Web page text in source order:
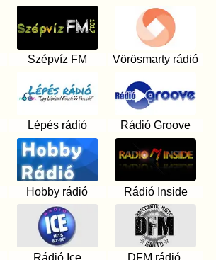
Szépvíz FM Vörösmarty rádió
Lépés rádió Rádió Groove
Hobby rádió Rádió Inside
Rádió Ice DFM rádió